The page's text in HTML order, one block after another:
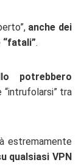
anche dei
.
potrebbero
tra
estremamente
qualsiasi VPN